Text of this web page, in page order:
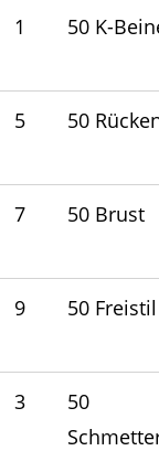
1 50 K-
5 50
7 50 Brust
9 50 Freistil
3
50